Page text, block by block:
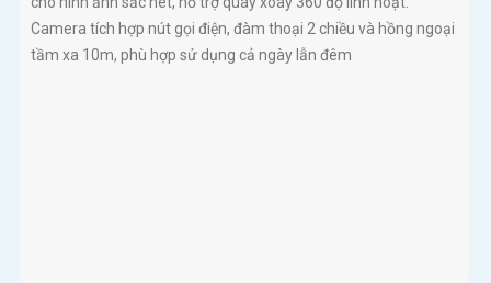
Camera tích hợp nút gọi điện, đàm thoại 2 chiều và hồng ngoại
tầm xa 10m, phù hợp sử dụng cả ngày lẫn đêm